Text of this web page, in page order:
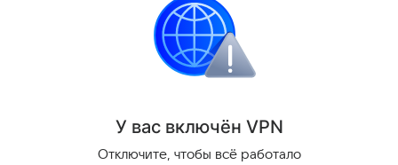
оснащенного боевой частью воздушного подрыва.
В итоге противник лишился дорогостоящей
техники, необходимой ему на передовой.
Поделиться
У вас включён VPN
Отключите, чтобы всё работало